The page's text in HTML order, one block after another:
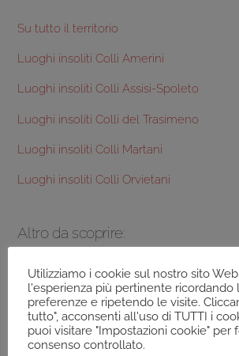
Su tutto il territorio
Luoghi insoliti Colli Amerini
Luoghi insoliti Colli Assisi-Spoleto
Luoghi insoliti Colli del Trasimeno
Luoghi insoliti Colli Martani
Luoghi insoliti Colli Orvietani
Altro da scoprire:
Terre dei Colli Martani
Frantoi Colli Martani
Prodotti tipici Colli Martani
Utilizziamo i cookie sul nostro sito
l'esperienza più pertinente ricordando
preferenze e ripetendo le visite.
tutto", acconsenti all'uso di TUTTI i
puoi visitare "Impostazioni cookie" per
consenso controllato.